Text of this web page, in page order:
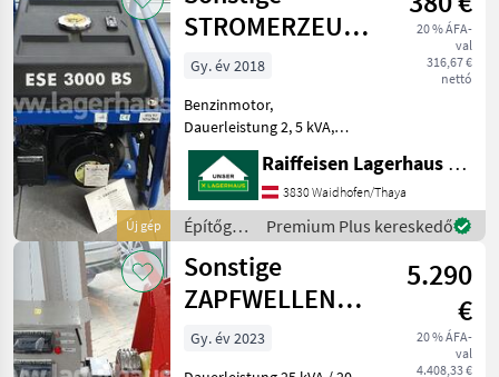
lastabhängige
Új gép
STROMERZEUGER
ESE 3000 BS
20 % ÁFA-
val
316,67 €
nettó
Gy. év 2018
Benzinmotor,
Dauerleistung 2, 5 kVA,
Steckdosen 2x 230 V / 16 A,
Synchrongenerator, AVR-
Regelung für universellen
Einsatz, 20 ltr. Großtank,
Ölmangelabschaltung,
Gewi
Raiffeisen Lagerhaus Waidhofen/Thaya
3830 Waidhofen/Thaya
Építőgépek
/
Sonstige
Premium Plus kereskedő
Sonstige
ZAPFWELLENGENERATOR
EZG 25-2
5.290
€
20 % ÁFA-
val
4.408,33 €
Gy. év 2023